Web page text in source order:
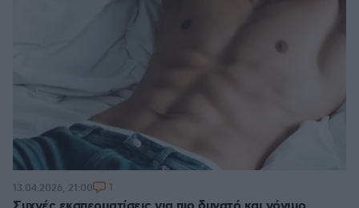
13.04.2026, 21:00 1